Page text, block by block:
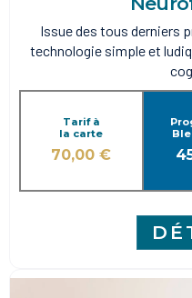
Issue des tous derniers
technologie simple et
Tarif à
la carte
70,00 €